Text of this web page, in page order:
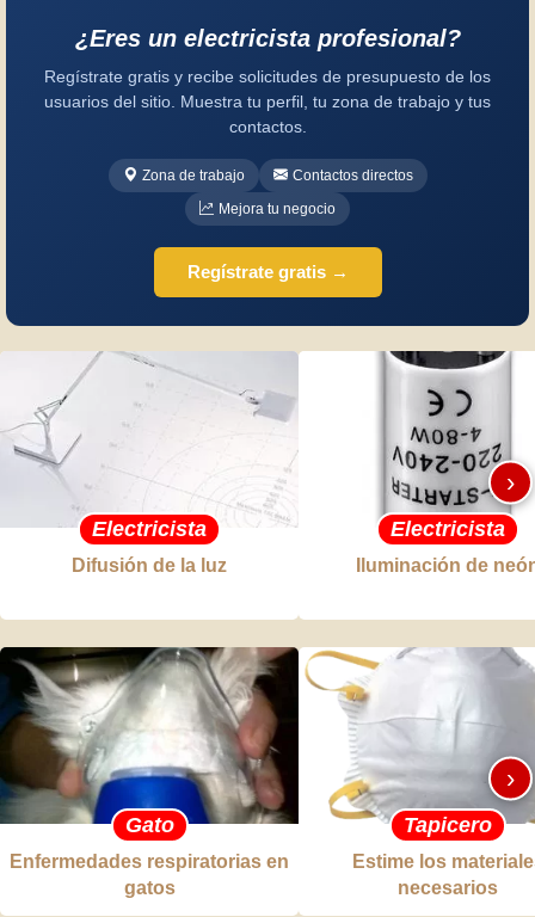
¿Eres un electricista profesional?
Regístrate gratis y recibe solicitudes de presupuesto de los
usuarios del sitio. Muestra tu perfil, tu zona de trabajo y tus
contactos.
Zona de trabajo
Contactos directos
Mejora tu negocio
Regístrate gratis →
Electricista
Difusión de la luz
Electricista
Iluminación de
›
Gato
Enfermedades respiratorias en
gatos
Tapicero
Estime los
necesarios
›